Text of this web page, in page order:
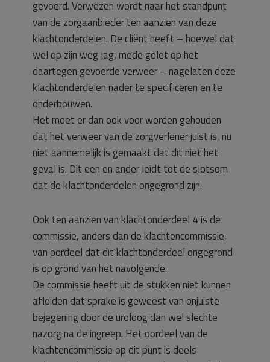
gevoerd. Verwezen wordt naar het standpunt
van de zorgaanbieder ten aanzien van deze
klachtonderdelen. De cliënt heeft – hoewel dat
wel op zijn weg lag, mede gelet op het
daartegen gevoerde verweer – nagelaten deze
klachtonderdelen nader te specificeren en te
onderbouwen.
Het moet er dan ook voor worden gehouden
dat het verweer van de zorgverlener juist is, nu
niet aannemelijk is gemaakt dat dit niet het
geval is. Dit een en ander leidt tot de slotsom
dat de klachtonderdelen ongegrond zijn.
Ook ten aanzien van klachtonderdeel 4 is de
commissie, anders dan de klachtencommissie,
van oordeel dat dit klachtonderdeel ongegrond
is op grond van het navolgende.
De commissie heeft uit de stukken niet kunnen
afleiden dat sprake is geweest van onjuiste
bejegening door de uroloog dan wel slechte
nazorg na de ingreep. Het oordeel van de
klachtencommissie op dit punt is deels